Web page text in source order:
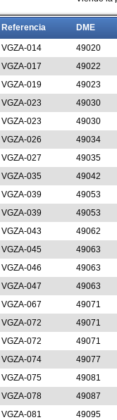
Referencia DME
VGZA-014 49020
VGZA-017 49022
VGZA-019 49023
VGZA-023 49030
VGZA-023 49030
VGZA-026 49034
VGZA-027 49035
VGZA-035 49042
VGZA-039 49053
VGZA-039 49053
VGZA-043 49062
VGZA-045 49063
VGZA-046 49063
VGZA-047 49063
VGZA-067 49071
VGZA-072 49071
VGZA-072 49071
VGZA-074 49077
VGZA-075 49081
VGZA-078 49087
VGZA-081 49095